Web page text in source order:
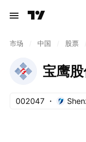
市场 中国 股票
宝鹰
002047